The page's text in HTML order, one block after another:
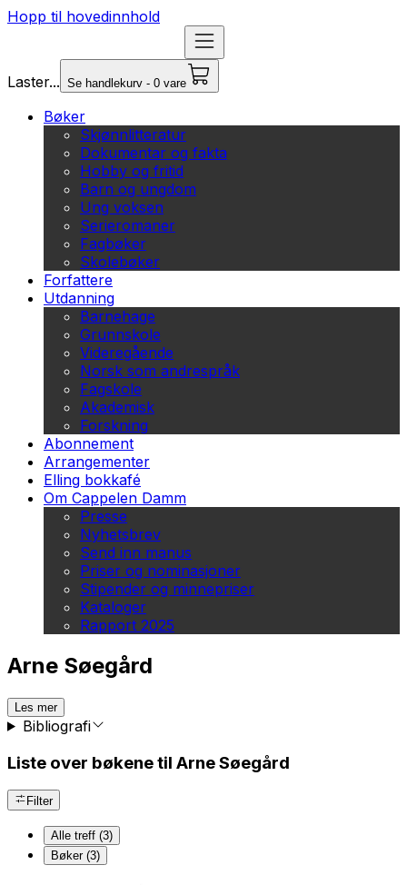
Hopp til hovedinnhold
Laster... Se handlekurv - 0 vare
Bøker
Skjønnlitteratur
Dokumentar og fakta
Hobby og fritid
Barn og ungdom
Ung voksen
Serieromaner
Fagbøker
Skolebøker
Forfattere
Utdanning
Barnehage
Grunnskole
Videregående
Norsk som andrespråk
Fagskole
Akademisk
Forskning
Abonnement
Arrangementer
Elling bokkafé
Om Cappelen Damm
Presse
Nyhetsbrev
Send inn manus
Priser og nominasjoner
Stipender og minnepriser
Kataloger
Rapport 2025
Arne Søegård
Les mer
Bibliografi
Liste over bøkene til Arne Søegård
Filter
Alle treff (3)
Bøker (3)